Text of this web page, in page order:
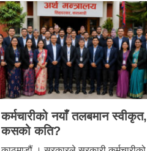
कर्मचारीको नयाँ तलबमान स्वीकृत,
कसको कति?